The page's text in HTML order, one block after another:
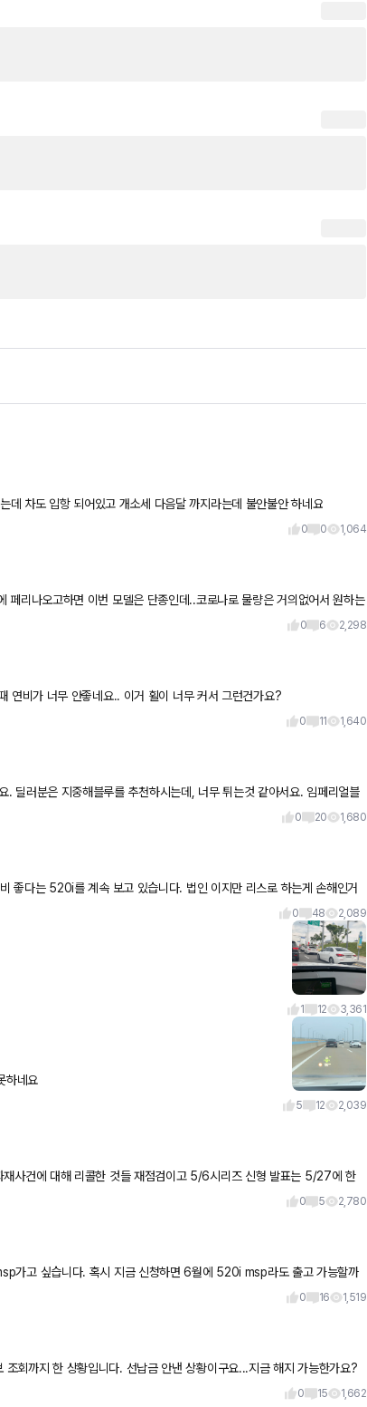
데 차도 입항 되어있고 개소세 다음달 까지라는데 불안불안 하네요
0 0 1,064
리나오고하면 이번 모델은 단종인데..코로나로 물량은 거의없어서 원하는
...고민이네
0 6 2,298
비가 너무 안좋네요.. 이거 휠이 너무 커서 그런건가요?
0 11 1,640
같아서요. 임페리얼블
공공기관
0 20 1,680
좋다는 520i를 계속 보고 있습니다. 법인 이지만 리스로 하는게 손해인거
할
0 48 2,089
1 12 3,361
ㅋㅋ 해어나질 못하네요
5 12 2,039
것들 재점검이고 5/6시리즈 신형 발표는 5/27에 한
0 5 2,780
0 16 1,519
회까지 한 상황입니다. 선납금 안낸 상황이구요...지금 해지 가능한가요?
0 15 1,662